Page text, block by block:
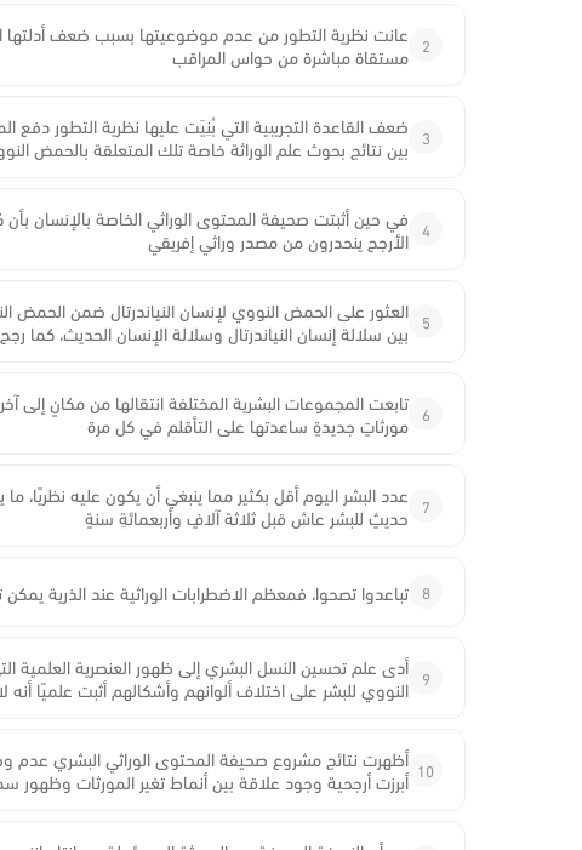
2
عانت نظرية التطور من عدم موضوعيتها بسبب ضعف أدلتها
مستقاة مباشرة من حواس المراقب
3
ضعف القاعدة التجريبية التي بُنِيَت عليها نظرية التطور
بين نتائج بحوث علم الوراثة خاصة تلك المتعلقة بالحمض
4 في حين أثبتت صحيفة المحتوى الوراثي الخاصة بالإنسان بأن
الأرجح ينحدرون من مصدر وراثي إفريقي
5
بين سلالة إنسان النياندرتال وسلالة الإنسان الحديث، كما
6
تابعت المجموعات البشرية المختلفة انتقالها من مكانٍ إلى
مورثاتٍ جديدةٍ ساعدتها على التأقلم في كل مرة
7
عدد البشر اليوم أقل بكثير مما ينبغي أن يكون عليه
حديثٍ للبشر عاش قبل ثلاثة آلافٍ وأربعمائةِ سنةٍ
8 تباعدوا تصحوا، فمعظم الاضطرابات الوراثية عند الذرية
9
أدى علم تحسين النسل البشري إلى ظهور العنصرية العلمية
النووي للبشر على اختلاف ألوانهم وأشكالهم أثبت علميًا أنه
10 أظهرت نتائج مشروع صحيفة المحتوى الوراثي البشري عدم
أبرزت أرجحية وجود علاقة بين أنماط تغير المورثات